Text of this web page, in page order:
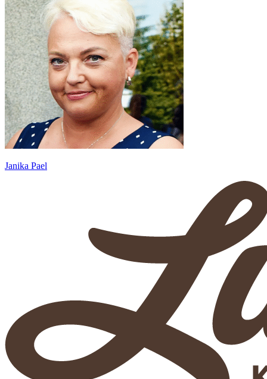
Janika Pael